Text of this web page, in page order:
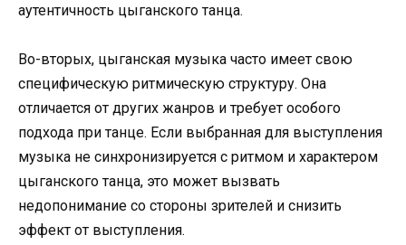
аутентичность цыганского танца.
Во-вторых, цыганская музыка часто имеет свою
специфическую ритмическую структуру. Она
отличается от других жанров и требует особого
подхода при танце. Если выбранная для выступления
музыка не синхронизируется с ритмом и характером
цыганского танца, это может вызвать
недопонимание со стороны зрителей и снизить
эффект от выступления.